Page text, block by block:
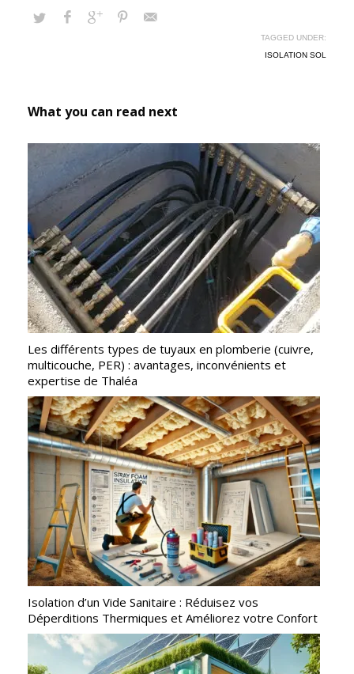
TAGGED UNDER:
ISOLATION SOL
What you can read next
Les différents types de tuyaux en plomberie (cuivre,
multicouche, PER) : avantages, inconvénients et
expertise de Thaléa
Isolation d’un Vide Sanitaire : Réduisez vos
Déperditions Thermiques et Améliorez votre Confort